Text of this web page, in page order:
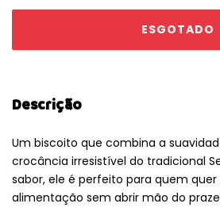
Descrição
Um biscoito que combina a
crocância irresistível do tradicional
sabor, ele é perfeito para quem quer
alimentação sem abrir mão do